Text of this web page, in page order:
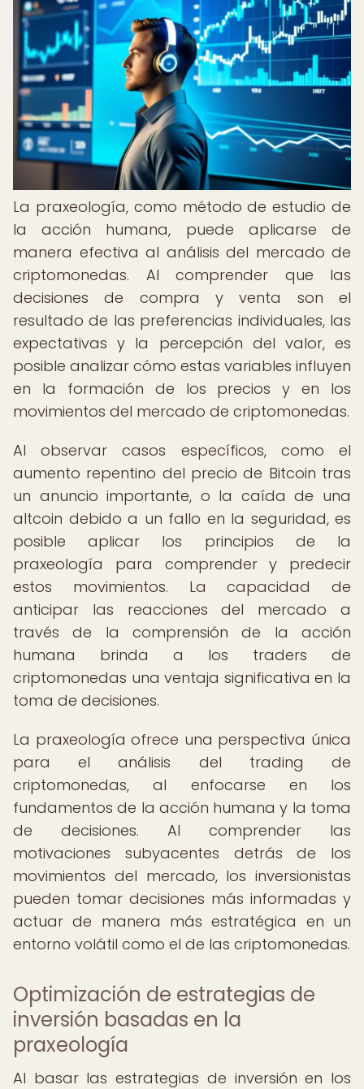
La praxeología, como método de estudio de
la acción humana, puede aplicarse de
manera efectiva al análisis del mercado de
criptomonedas. Al comprender que las
decisiones de compra y venta son el
resultado de las preferencias individuales, las
expectativas y la percepción del valor, es
posible analizar cómo estas variables influyen
en la formación de los precios y en los
movimientos del mercado de criptomonedas.
Al observar casos específicos, como el
aumento repentino del precio de Bitcoin tras
un anuncio importante, o la caída de una
altcoin debido a un fallo en la seguridad, es
posible aplicar los principios de la
praxeología para comprender y predecir
estos movimientos. La capacidad de
anticipar las reacciones del mercado a
través de la comprensión de la acción
humana brinda a los traders de
criptomonedas una ventaja significativa en la
toma de decisiones.
La praxeología ofrece una perspectiva única
para el análisis del trading de
criptomonedas, al enfocarse en los
fundamentos de la acción humana y la toma
de decisiones. Al comprender las
motivaciones subyacentes detrás de los
movimientos del mercado, los inversionistas
pueden tomar decisiones más informadas y
actuar de manera más estratégica en un
entorno volátil como el de las criptomonedas.
Optimización de estrategias de
inversión basadas en la
praxeología
Al basar las estrategias de inversión en los